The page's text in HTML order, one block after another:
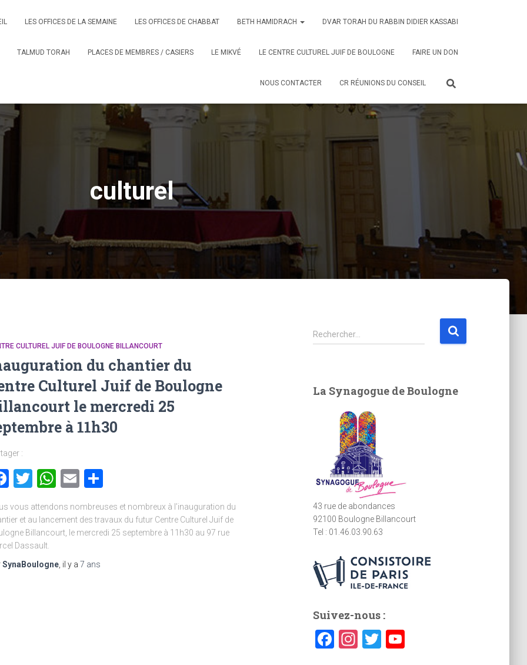
LES OFFICES DE LA SEMAINE LES OFFICES DE CHABBAT BETH HAMIDRACH DVAR TORAH DU RABBIN DIDIER KASSABI
TALMUD TORAH PLACES DE MEMBRES / CASIERS LE MIKVÉ LE CENTRE CULTUREL JUIF DE BOULOGNE FAIRE UN DON
NOUS CONTACTER CR RÉUNIONS DU CONSEIL
culturel
CULTUREL JUIF DE BOULOGNE BILLANCOURT
du chantier du
Culturel Juif de Boulogne
le mercredi 25
à 11h30
:
Facebook
Twitter
WhatsApp
Email
vous attendons nombreuses et nombreux à l’inauguration du
et au lancement des travaux du futur Centre Culturel Juif de
Billancourt, le mercredi 25 septembre à 11h30 au 97 rue
Dassault.
SynaBoulogne , il y a 7 ans
R
e
r
Rechercher…
La Synagogue de Boulogne
43 rue de abondances
92100 Boulogne Billancourt
Tel : 01.46.03.90.63
Suivez-nous :
F
In
T